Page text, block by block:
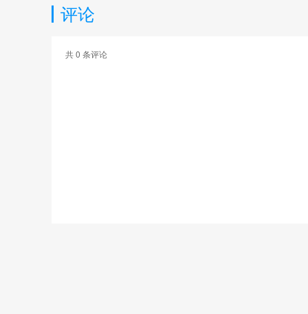
评论
共0 条评论